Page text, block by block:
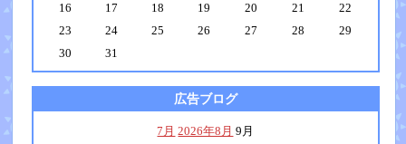
16
17 18 19 20 21
22
23
24 25 26 27 28
29
30
31
広告ブログ
7月 2026年8月 9月